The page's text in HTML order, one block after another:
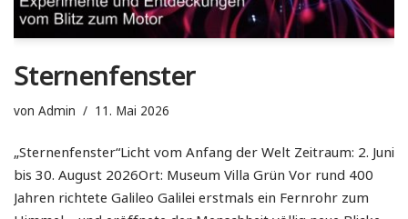
Sternenfenster
von Admin 11. Mai 2026
„Sternenfenster“Licht vom Anfang der Welt Zeitraum: 2. Juni
bis 30. August 2026Ort: Museum Villa Grün Vor rund 400
Jahren richtete Galileo Galilei erstmals ein Fernrohr zum